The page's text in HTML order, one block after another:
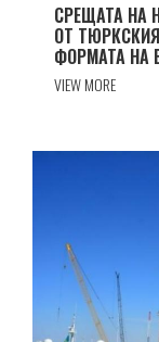
СРЕЩАТА НА
ОТ
ФОРМАТА НА
VIEW MORE